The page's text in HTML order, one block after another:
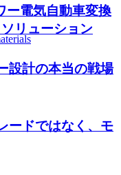
ー電気自動車変換
リューション
設計の本当の戦場
ードではなく、モ